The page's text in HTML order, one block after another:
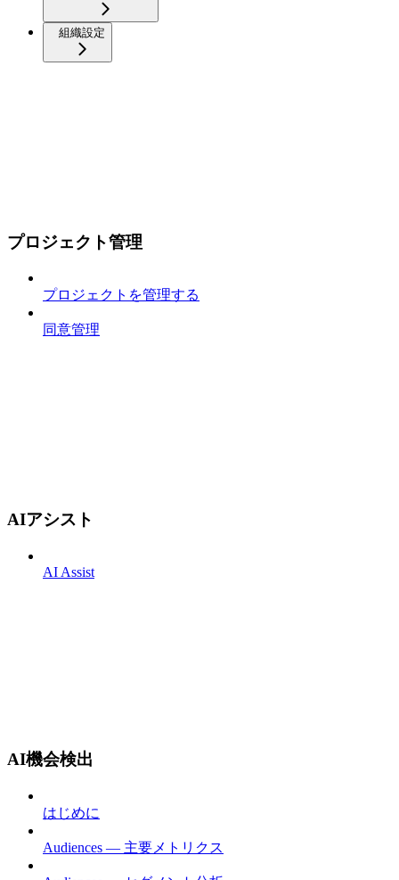
組織設定
プロジェクト管理
プロジェクトを管理する
同意管理
AIアシスト
AI Assist
AI機会検出
はじめに
Audiences — 主要メトリクス